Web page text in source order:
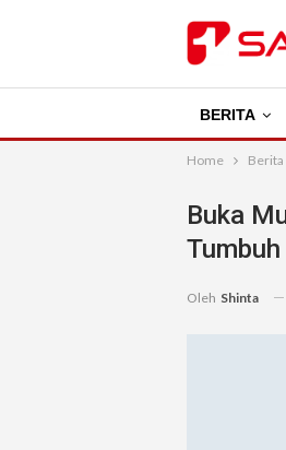
BERITA
Home Berita
Buka
Oleh Shinta